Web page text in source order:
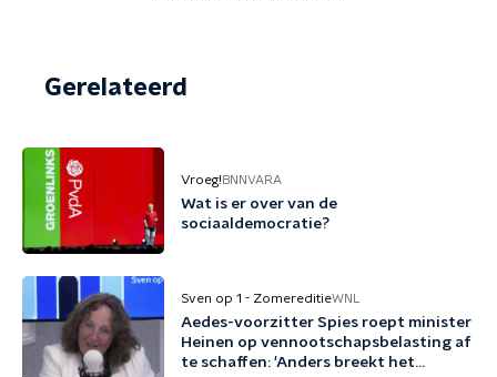
Gerelateerd
Vroeg! BNNVARA
Wat is er over van de
sociaaldemocratie?
Sven op 1 - ZomereditieWNL
Aedes-voorzitter Spies roept minister
Heinen op vennootschapsbelasting af
te schaffen: 'Anders breekt het